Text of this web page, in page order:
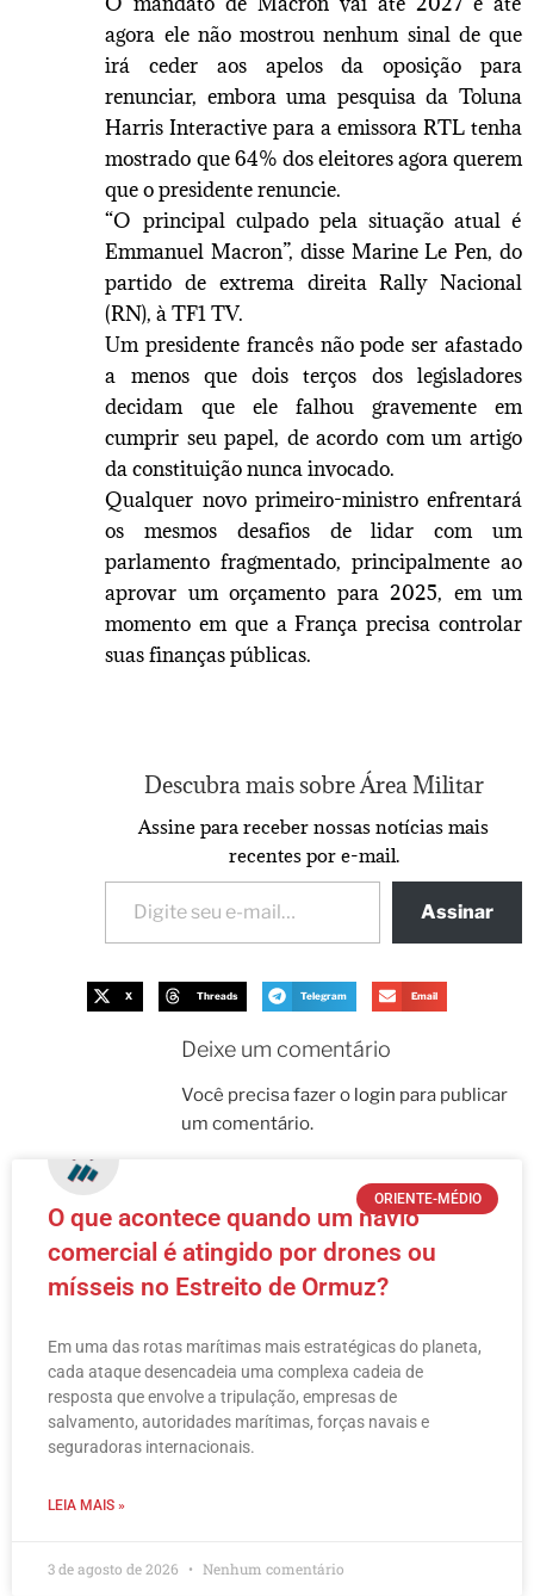
agora ele não mostrou nenhum sinal de que
irá ceder aos apelos da oposição para
renunciar, embora uma pesquisa da Toluna
Harris Interactive para a emissora RTL tenha
mostrado que 64% dos eleitores agora querem
que o presidente renuncie.
“O principal culpado pela situação atual é
Emmanuel Macron”, disse Marine Le Pen, do
partido de extrema direita Rally Nacional
(RN), à TF1 TV.
Um presidente francês não pode ser afastado
a menos que dois terços dos legisladores
decidam que ele falhou gravemente em
cumprir seu papel, de acordo com um artigo
da constituição nunca invocado.
Qualquer novo primeiro-ministro enfrentará
os mesmos desafios de lidar com um
parlamento fragmentado, principalmente ao
aprovar um orçamento para 2025, em um
momento em que a França precisa controlar
suas finanças públicas.
Descubra mais sobre Área Militar
Assine para receber nossas notícias mais
recentes por e-mail.
Assinar
X Threads Telegram Email
Deixe um comentário
Você precisa fazer o login para publicar
um comentário.
ORIENTE-MÉDIO
O que acontece quando um navio
comercial é atingido por drones ou
mísseis no Estreito de Ormuz?
Em uma das rotas marítimas mais estratégicas do planeta,
cada ataque desencadeia uma complexa cadeia de
resposta que envolve a tripulação, empresas de
salvamento, autoridades marítimas, forças navais e
seguradoras internacionais.
LEIA MAIS »
3 de agosto de 2026 Nenhum comentário